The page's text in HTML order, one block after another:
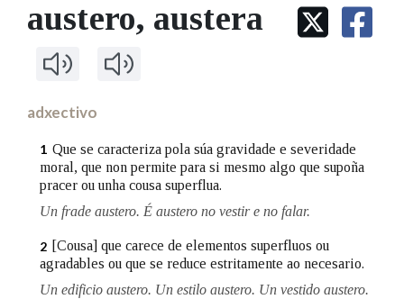
IDENTIDADE CORPORATIVA
MARCIAL DEL ADALID
FIGURAS HOMENAXEADAS
Facebook
TwitterYoutubeInstagram
Bluesky
BUSCAR NOS LEMAS
Comeza por
Contén
BUSCAR NO CONTIDO
austero, austera
adxectivo
1 Que se caracteriza pola súa gravidade e severidade
moral, que non permite para si mesmo algo que supoña
pracer ou unha cousa superflua.
Un frade austero. É austero no vestir e no falar.
2 [Cousa] que carece de elementos superfluos ou
agradables ou que se reduce estritamente ao necesario.
Un edificio austero. Un estilo austero. Un vestido austero.